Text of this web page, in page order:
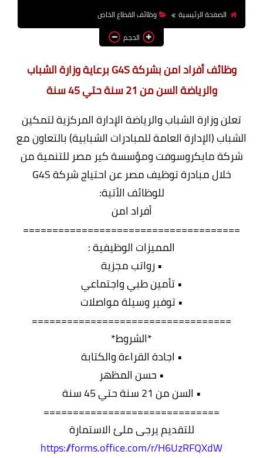
بالجامعات والمعاهد
اخبار
الصفحة الرئيسية
وظائف القطاع الخاص
الحجم
وظائف أفراد امن بشركة G4S برعاية وزارة الشباب
والرياضة السن من 21 سنة حتي 45 سنة
تعلن وزارة الشباب والرياضة الإدارة المركزية لتمكين
الشباب (الإدارة العامة للمبادرات الشبابية) بالتعاون مع
شركة مايكروسوفت ومؤسسة كير مصر للتنمية من
خلال مبادرة توظيف مصر عن احتياج شركة G4S
للوظائف الأتية:
أفراد امن
=====================================
المميزات الوظيفية :
• رواتب مجزية
• تأمين طبي واجتماعي
• توفير وسيلة مواصلات
==================================
*الشروط*
• اجادة القراءة والكتابة
• حسن المظهر
• السن من 21 سنة حتي 45 سنة
==============================
للتقديم يرجى ملئ الاستمارة
https://forms.office.com/r/H6UzRFQXdW